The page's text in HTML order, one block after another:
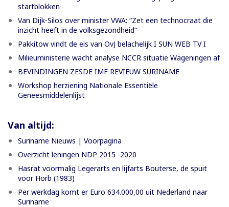
startblokken
Van Dijk-Silos over minister VWA: “Zet een technocraat die
inzicht heeft in de volksgezondheid”
Pakkitow vindt de eis van OvJ belachelijk I SUN WEB TV I
Milieuministerie wacht analyse NCCR situatie Wageningen af
BEVINDINGEN ZESDE IMF REVIEUW SURINAME
Workshop herziening Nationale Essentiële
Geneesmiddelenlijst
Van altijd:
Suriname Nieuws | Voorpagina
Overzicht leningen NDP 2015 -2020
Hasrat voormalig Legerarts en lijfarts Bouterse, de spuit
voor Horb (1983)
Per werkdag komt er Euro 634.000,00 uit Nederland naar
Suriname